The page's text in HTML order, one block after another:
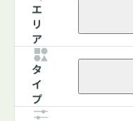
エ
リ
ア
タ
イ
プ